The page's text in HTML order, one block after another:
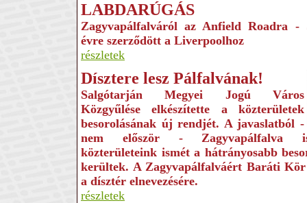
LABDARÚGÁS
Zagyvapálfalváról az Anfield Roadra -
évre szerződött a Liverpoolhoz
részletek
Dísztere lesz Pálfalvának!
Salgótarján Megyei Jogú Város
Közgyűlése elkészítette a közterületek
besorolásának új rend­jét. A javaslatból -
nem először - Zagyvapálfalva
közterületeink ismét a hátrányosabb
kerültek. A Zagyvapálfalváért Baráti
a dísztér elnevezésére.
részletek